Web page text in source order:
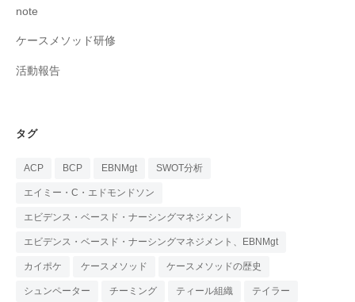
note
ケースメソッド研修
活動報告
タグ
ACP BCP EBNMgt SWOT分析
エイミー・C・エドモンドソン
エビデンス・ベースド・ナーシングマネジメント
エビデンス・ベースド・ナーシングマネジメント、EBNMgt
カイポケ ケースメソッド ケースメソッドの歴史
シュンペーター チーミング ティール組織 テイラー